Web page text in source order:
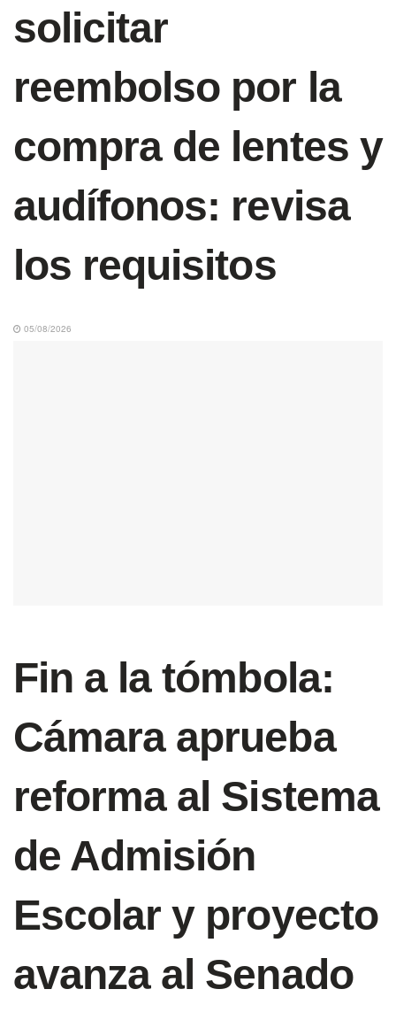
solicitar
reembolso por la
compra de lentes y
audífonos: revisa
los requisitos
05/08/2026
Fin a la tómbola:
Cámara aprueba
reforma al Sistema
de Admisión
Escolar y proyecto
avanza al Senado